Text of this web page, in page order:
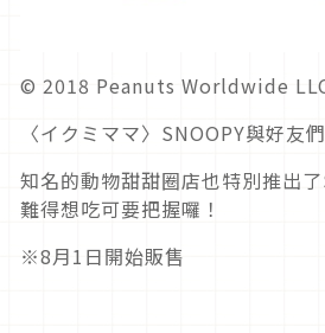
© 2018 Peanuts Worldwide
〈イクミママ〉SNOOPY與好友
知名的動物甜甜圈店也特別推出
難得想吃可要把握囉！
※8月1日開始販售